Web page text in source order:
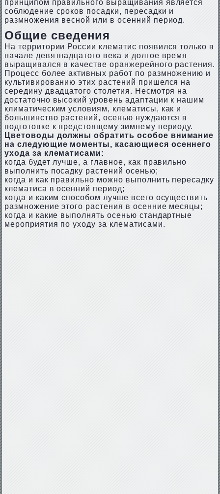
принципом правильного выращивания является
соблюдение сроков посадки, пересадки и
размножения весной или в осенний период.
Общие сведения
На территории России клематис появился только в
начале девятнадцатого века и долгое время
выращивался в качестве оранжерейного растения.
Процесс более активных работ по размножению и
культивированию этих растений пришелся на
середину двадцатого столетия. Несмотря на
достаточно высокий уровень адаптации к нашим
климатическим условиям, клематисы, как и
большинство растений, осенью нуждаются в
подготовке к предстоящему зимнему периоду.
Цветоводы должны обратить особое внимание
на следующие моменты, касающиеся осеннего
ухода за клематисами:
когда будет лучше, а главное, как правильно
выполнить посадку растений осенью;
когда и как правильно можно выполнить пересадку
клематиса в осенний период;
когда и каким способом лучше всего осуществить
размножение этого растения в осенние месяцы;
когда и какие выполнять осенью стандартные
мероприятия по уходу за клематисами.